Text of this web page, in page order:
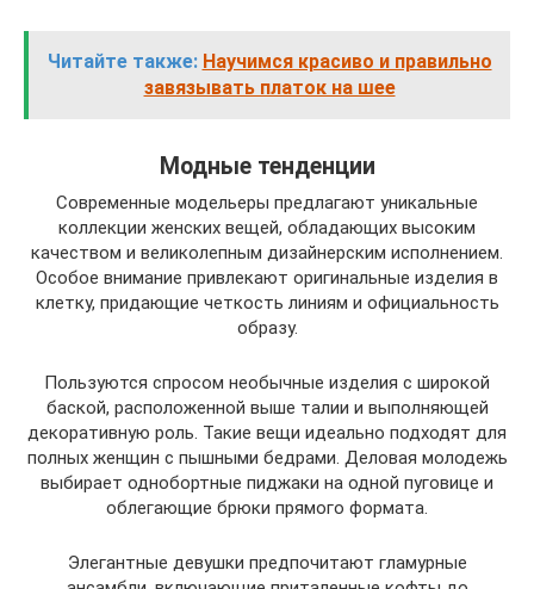
Читайте также: Научимся красиво и правильно
завязывать платок на шее
Модные тенденции
Современные модельеры предлагают уникальные
коллекции женских вещей, обладающих высоким
качеством и великолепным дизайнерским исполнением.
Особое внимание привлекают оригинальные изделия в
клетку, придающие четкость линиям и официальность
образу.
Пользуются спросом необычные изделия с широкой
баской, расположенной выше талии и выполняющей
декоративную роль. Такие вещи идеально подходят для
полных женщин с пышными бедрами. Деловая молодежь
выбирает однобортные пиджаки на одной пуговице и
облегающие брюки прямого формата.
Элегантные девушки предпочитают гламурные